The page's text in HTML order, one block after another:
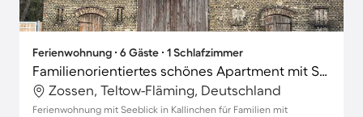
Ferienwohnung ∙ 6 Gäste ∙ 1 Schlafzimmer
Familienorientiertes schönes Apartment mit Sauna, Grill und Garten | Seeblick | Haustiere sind willkommen
Zossen, Teltow-Fläming, Deutschland
Ferienwohnung mit Seeblick in Kallinchen für Familien mit